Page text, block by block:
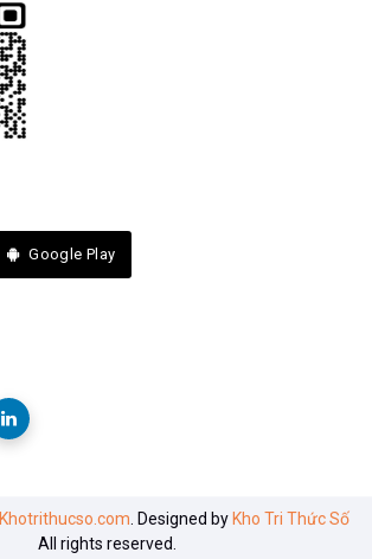
Google Play
Khotrithucso.com. Designed by Kho Tri Thức Số
All rights reserved.